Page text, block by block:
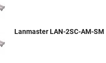
Lanmaster LAN-2SC-AM-SM